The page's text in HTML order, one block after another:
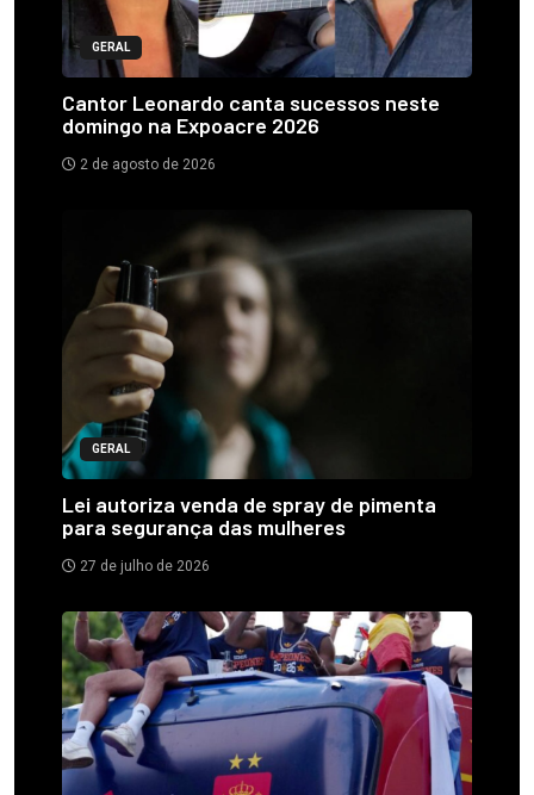
GERAL
Cantor Leonardo canta sucessos neste
domingo na Expoacre 2026
2 de agosto de 2026
GERAL
Lei autoriza venda de spray de pimenta
para segurança das mulheres
27 de julho de 2026